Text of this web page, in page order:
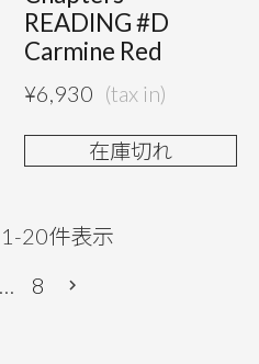
READING #D
Carmine Red
¥6,930
在庫切れ
1 -20件表示
8